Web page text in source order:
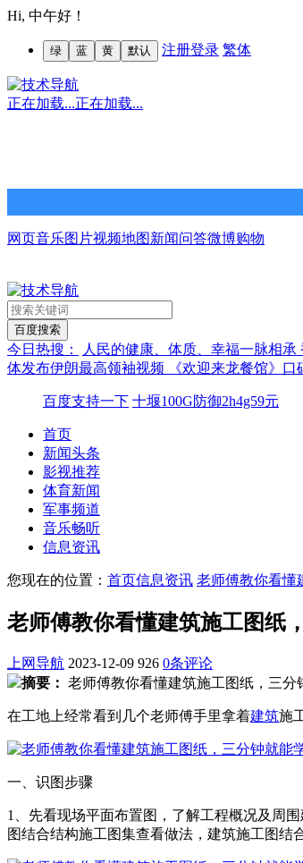
Hi, 中午好！
绿 蓝 黄 默认 注册登录 繁体
正在加载...正在加载...
网页音乐图片视频地图新闻问答微博购物
今日热搜： 人民的健康、体质、幸福一脉相承
体发布伊朗最高领袖视频
《欢迎来龙餐馆》口
百度支持一下 十堰100G防御2h4g59元
首页
新闻头条
影视推荐
体育新闻
军事频道
音乐畅听
信息资讯
您现在的位置： 首页信息资讯 老师傅教你看懂
老师傅教你看懂建筑施工图纸
上网导航 2023-12-09 926 0条评论
摘要： 老师傅教你看懂建筑施工图纸，三分
在工地上经常看到几个老师傅手里拿着建筑施
一、识图步骤
1、先看现场平面布置图，了解工程概况及周
图结合结构施工图集查看做法，建筑施工图结